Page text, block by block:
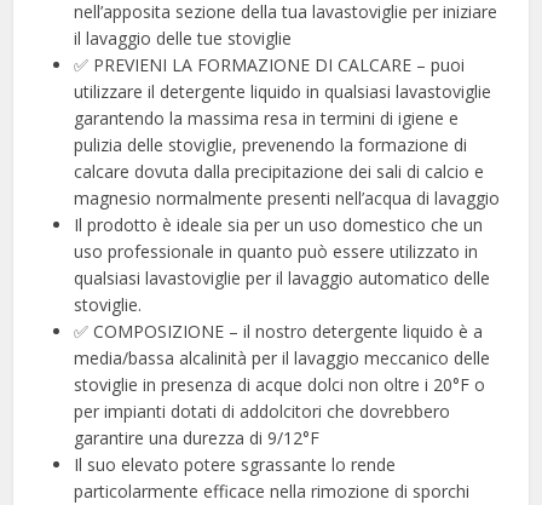
nell’apposita sezione della tua lavastoviglie per iniziare
il lavaggio delle tue stoviglie
✅ PREVIENI LA FORMAZIONE DI CALCARE – puoi
utilizzare il detergente liquido in qualsiasi lavastoviglie
garantendo la massima resa in termini di igiene e
pulizia delle stoviglie, prevenendo la formazione di
calcare dovuta dalla precipitazione dei sali di calcio e
magnesio normalmente presenti nell’acqua di lavaggio
Il prodotto è ideale sia per un uso domestico che un
uso professionale in quanto può essere utilizzato in
qualsiasi lavastoviglie per il lavaggio automatico delle
stoviglie.
✅ COMPOSIZIONE – il nostro detergente liquido è a
media/bassa alcalinità per il lavaggio meccanico delle
stoviglie in presenza di acque dolci non oltre i 20°F o
per impianti dotati di addolcitori che dovrebbero
garantire una durezza di 9/12°F
Il suo elevato potere sgrassante lo rende
particolarmente efficace nella rimozione di sporchi